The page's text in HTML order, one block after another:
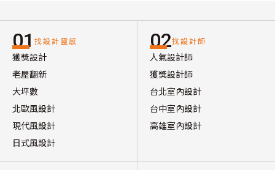
01 找設計靈感
獲獎設計
老屋翻新
大坪數
北歐風設計
現代風設計
日式風設計
02找設計師
人氣設計師
獲獎設計師
台北室內設計
台中室內設計
高雄室內設計